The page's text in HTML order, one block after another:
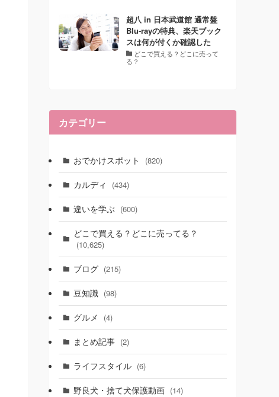
超八 in 日本武道館 通常盤
Blu-rayの特典、楽天ブック
スは何が付くか確認した
どこで買える？どこに売って
る？
カテゴリー
おでかけスポット (820)
カルディ (434)
違いを学ぶ (600)
どこで買える？どこに売ってる？
(10,625)
ブログ (215)
豆知識 (98)
グルメ (4)
まとめ記事 (2)
ライフスタイル (6)
野良犬・捨て犬保護動画 (14)